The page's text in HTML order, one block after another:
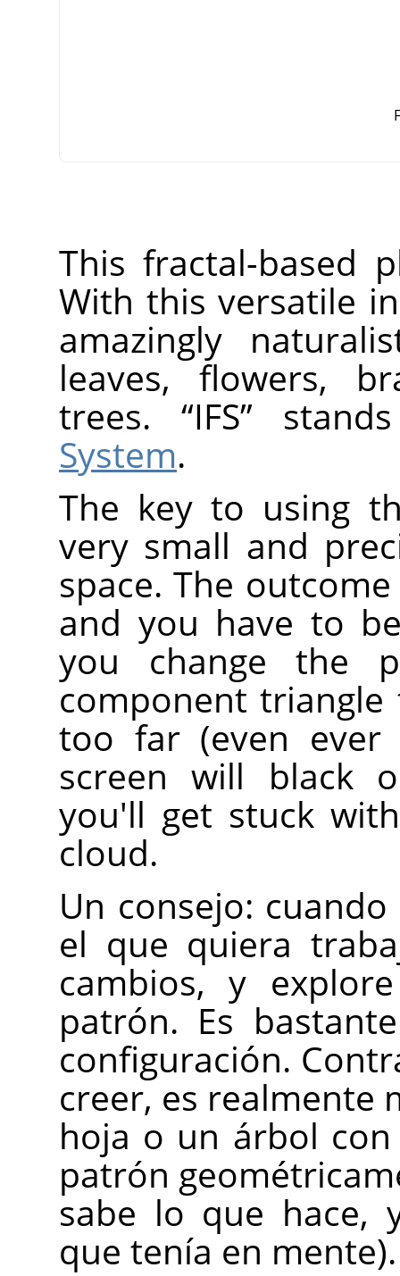
This fractal-based
With this versatile
amazingly
leaves, flowers,
trees.“IFS”
System.
The key to using
very small and
space. The
and you have to
you change the
component
too far (even ever
screen will black
you'll get stuck
cloud.
Un consejo:
el que quiera
cambios, y
patrón. Es
configuración.
creer, es realmente
hoja o un árbol
patrón
sabe lo que hace,
que tenía en mente).